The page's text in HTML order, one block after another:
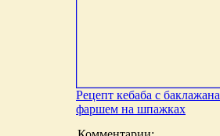
Рецепт кебаба с
фаршем на шпажках